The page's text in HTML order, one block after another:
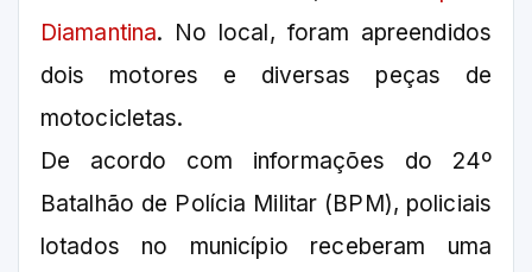
Diamantina. No local, foram apreendidos
dois motores e diversas peças de
motocicletas.
De acordo com informações do 24º
Batalhão de Polícia Militar (BPM), policiais
lotados no município receberam uma